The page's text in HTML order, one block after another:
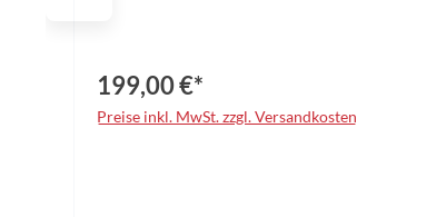
199,00 €*
Preise inkl. MwSt. zzgl. Versandkosten